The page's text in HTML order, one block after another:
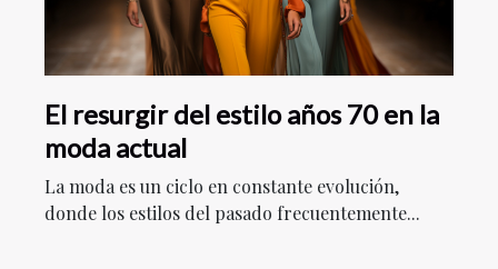
El resurgir del estilo años 70 en la
moda actual
La moda es un ciclo en constante evolución,
donde los estilos del pasado frecuentemente...